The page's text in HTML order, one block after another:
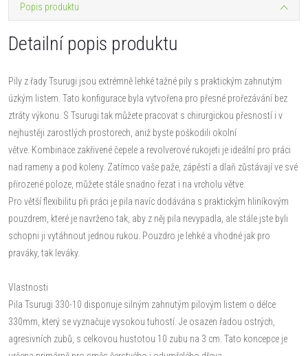
Popis produktu
Detailní popis produktu
Pily z řady Tsurugi jsou extrémně lehké tažné pily s praktickým zahnutým
úzkým listem. Tato konfigurace byla vytvořena pro přesné prořezávání bez
ztráty výkonu. S Tsurugi tak můžete pracovat s chirurgickou přesností i v
nejhustěji zarostlých prostorech, aniž byste poškodili okolní
větve. Kombinace zakřivené čepele a revolverové rukojeti je ideální pro práci
nad rameny a pod koleny. Zatímco vaše paže, zápěstí a dlaň zůstávají ve své
přirozené poloze, můžete stále snadno řezat i na vrcholu větve.
Pro větší flexibilitu při práci je pila navíc dodávána s praktickým hliníkovým
pouzdrem, které je navrženo tak, aby z něj pila nevypadla, ale stále jste byli
schopni ji vytáhnout jednou rukou. Pouzdro je lehké a vhodné jak pro
praváky, tak leváky.
Vlastnosti
Pila Tsurugi 330-10 disponuje silným zahnutým pilovým listem o délce
330mm, který se vyznačuje vysokou tuhostí. Je osazen řadou ostrých,
agresivních zubů, s celkovou hustotou 10 zubu na 3 cm. Tato koncepce je